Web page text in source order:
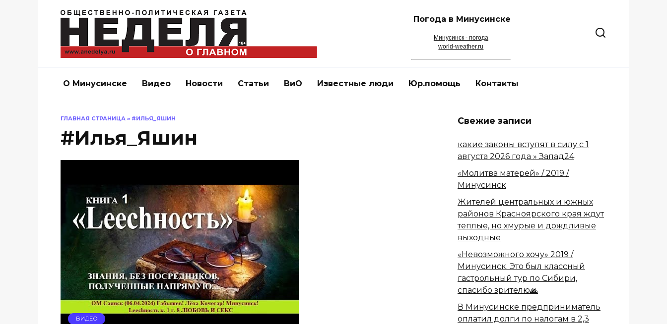
Погода в Минусинске
Минусинск - погода
world-weather.ru
О Минусинске Видео Новости Статьи ВиО Известные люди Юр.помощь Контакты
ГЛАВНАЯ СТРАНИЦА » #ИЛЬЯ_ЯШИН
#Илья_Яшин
ВИДЕО
Свежие записи
какие законы вступят в силу с 1
августа 2026 года » Запад24
«Молитва матерей» / 2019 /
Минусинск
Жителей центральных и южных
районов Красноярского края ждут
теплые, но хмурые и дождливые
выходные
«Невозможного хочу» 2019 /
Минусинск. Это был классный
гастрольный тур по Сибири,
спасибо зрителю🙏
В Минусинске предприниматель
оплатил долги по налогам в 2,3